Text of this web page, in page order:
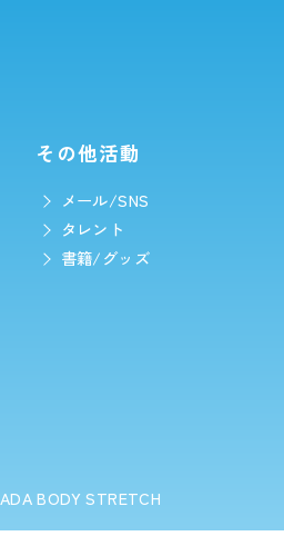
その他活動
メール/SNS
タレント
書籍/グッズ
BODY STRETCH